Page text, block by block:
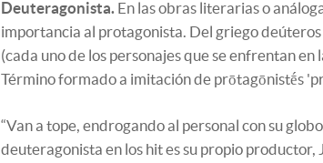
Deuteragonista. En las obras literarias o
importancia al protagonista. Del griego deúteros
(cada uno de los personajes que se enfrentan
Término formado a imitación de prōtagōnistḗs
“Van a tope, endrogando al personal con su
deuteragonista en los hit es su propio productor,